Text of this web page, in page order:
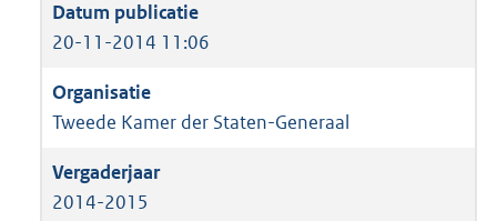
20-11-2014 11:06
Tweede Kamer der Staten-Generaal
2014-2015